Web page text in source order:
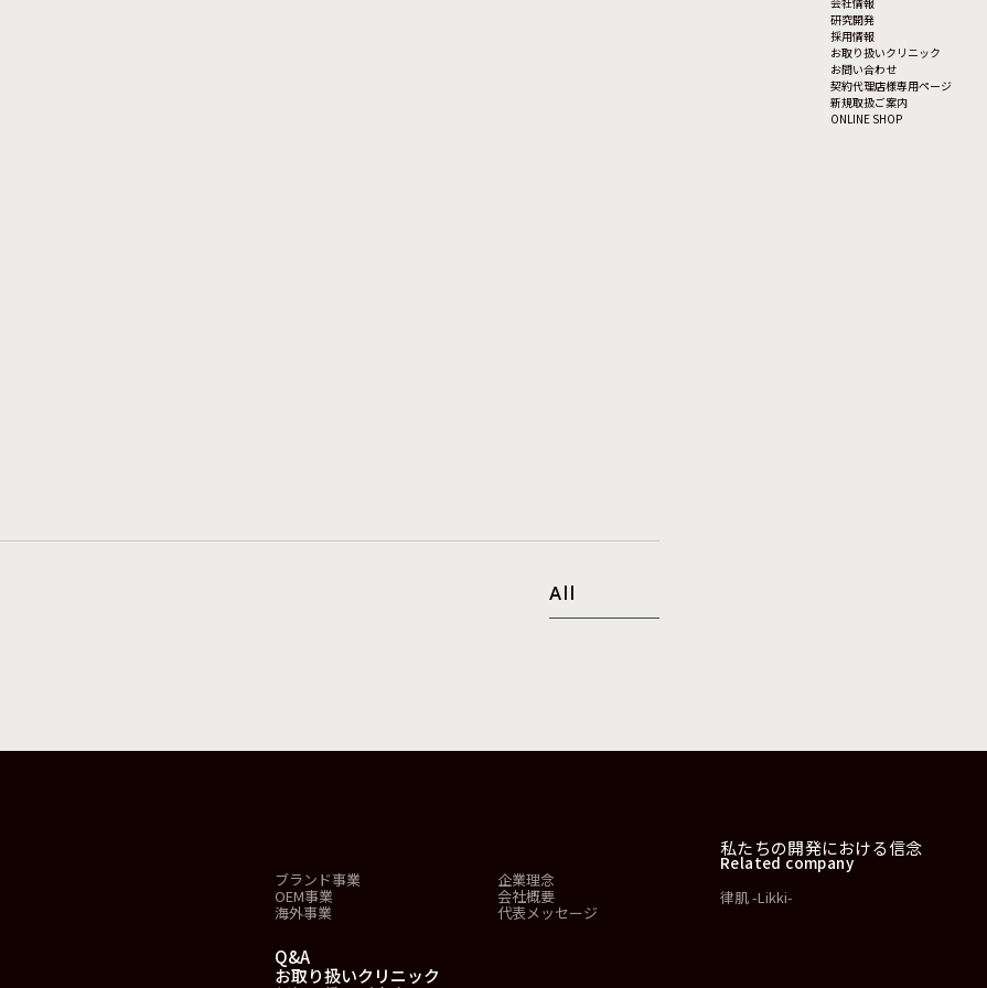
研究開発
採用情報
お取り扱いクリニック
お問い合わせ
契約代理店様専用ページ
新規取扱ご案内
ONLINE SHOP
All
ブランド事業
OEM事業
海外事業
企業理念
会社概要
代表メッセージ
私たちの開発における信念
Related company
律肌 -Likki-
Q&A
お取り扱いクリニック